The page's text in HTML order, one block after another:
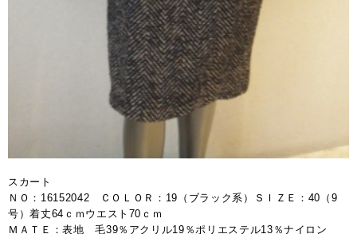
スカート
ＮＯ：16152042 ＣＯＬＯＲ：19（ブラック系）ＳＩＺＥ：40（9
号）着丈64ｃｍウエスト70ｃｍ
ＭＡＴＥ：表地 毛39％アクリル19％ポリエステル13％ナイロン